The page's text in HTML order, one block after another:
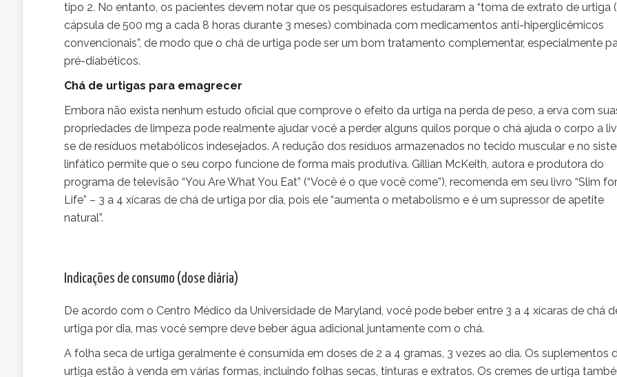
tipo 2. No entanto, os pacientes devem notar que os pesquisadores estudaram a “toma de extrato de urtiga
cápsula de 500 mg a cada 8 horas durante 3 meses) combinada com medicamentos anti-hiperglicêmicos
convencionais”, de modo que o chá de urtiga pode ser um bom tratamento complementar, especialmente
pré-diabéticos.
Chá de urtigas para emagrecer
Embora não exista nenhum estudo oficial que comprove o efeito da urtiga na perda de peso, a erva com
propriedades de limpeza pode realmente ajudar você a perder alguns quilos porque o chá ajuda o corpo a
se de resíduos metabólicos indesejados. A redução dos resíduos armazenados no tecido muscular e no
linfático permite que o seu corpo funcione de forma mais produtiva. Gillian McKeith, autora e produtora do
programa de televisão “You Are What You Eat” (“Você é o que você come”), recomenda em seu livro “Slim for
Life” – 3 a 4 xícaras de chá de urtiga por dia, pois ele “aumenta o metabolismo e é um supressor de apetite
natural”.
Indicações de consumo (dose diária)
De acordo com o Centro Médico da Universidade de Maryland, você pode beber entre 3 a 4 xícaras de chá
urtiga por dia, mas você sempre deve beber água adicional juntamente com o chá.
A folha seca de urtiga geralmente é consumida em doses de 2 a 4 gramas, 3 vezes ao dia. Os suplementos
urtiga estão à venda em várias formas, incluindo folhas secas, tinturas e extratos. Os cremes de urtiga